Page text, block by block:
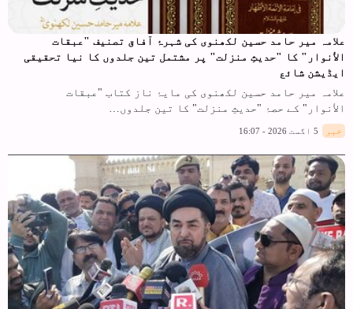
علامہ میر حامد حسین لکھنوی کی شہرۂ آفاق تصنیف "عبقات
الأنوار" کا "حدیثِ منزلت" پر مشتمل تین جلدوں کا نیا تحقیقی
ایڈیشن شائع
علامہ میر حامد حسین لکھنوی کی مایۂ ناز کتاب "عبقات
الأنوار" کے حصۂ "حدیثِ منزلت" کا تین جلدوں…
خبر 5 اگست 2026 - 16:07